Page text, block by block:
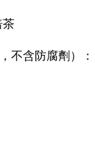
含防腐劑）：